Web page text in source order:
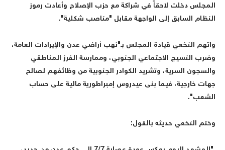
دخلت لاحقاً في شراكة مع حزب الإصلاح وأعادت رموز
السابق إلى الواجهة مقابل "مناصب شكلية".
النخعي قيادة المجلس بـ"نهب أراضي عدن والإيرادات العامة،
النسيج الاجتماعي الجنوبي، وممارسة الفرز المناطقي
السرية، وتشريد الكوادر الجنوبية من وظائفهم لصالح
خارجية، فيما بنى عيدروس إمبراطورية مالية على حساب
النخعي حديثه بالقول: